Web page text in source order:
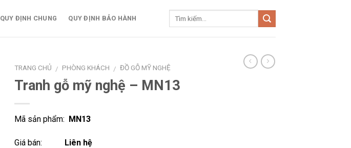
QUY ĐỊNH CHUNG QUY ĐỊNH BẢO HÀNH
TRANG CHỦ / PHÒNG KHÁCH / ĐỒ GỖ MỸ NGHỆ
Tranh gỗ mỹ nghệ – MN13
Mã sản phẩm: MN13
Giá bán: Liên hệ